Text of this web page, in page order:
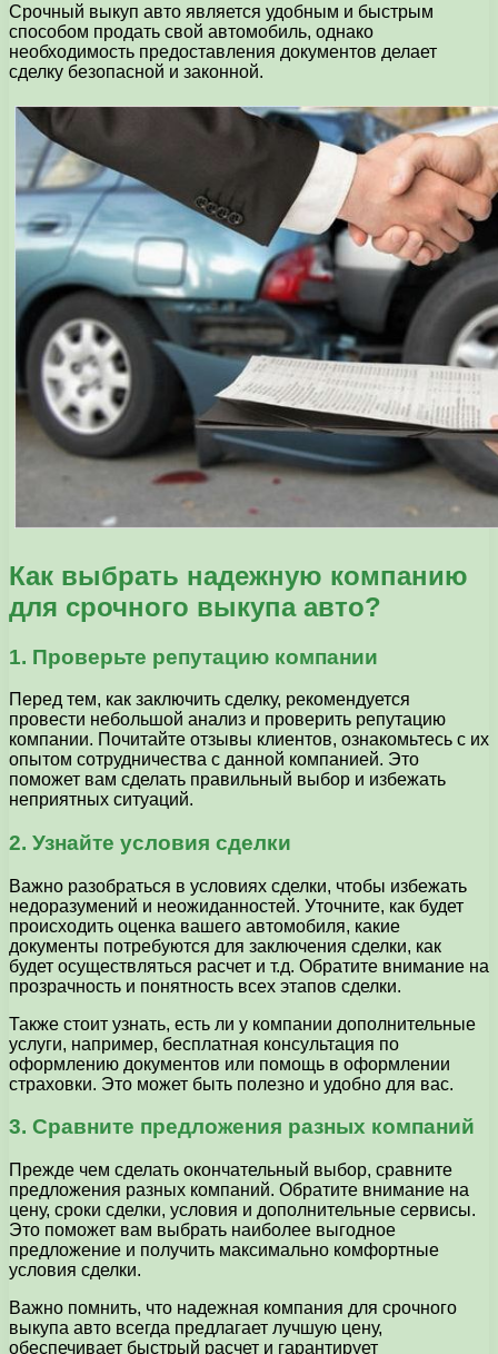
Срочный выкуп авто является удобным и быстрым
способом продать свой автомобиль, однако
необходимость предоставления документов делает
сделку безопасной и законной.
Как выбрать надежную компанию
для срочного выкупа авто?
1. Проверьте репутацию компании
Перед тем, как заключить сделку, рекомендуется
провести небольшой анализ и проверить репутацию
компании. Почитайте отзывы клиентов, ознакомьтесь с их
опытом сотрудничества с данной компанией. Это
поможет вам сделать правильный выбор и избежать
неприятных ситуаций.
2. Узнайте условия сделки
Важно разобраться в условиях сделки, чтобы избежать
недоразумений и неожиданностей. Уточните, как будет
происходить оценка вашего автомобиля, какие
документы потребуются для заключения сделки, как
будет осуществляться расчет и т.д. Обратите внимание на
прозрачность и понятность всех этапов сделки.
Также стоит узнать, есть ли у компании дополнительные
услуги, например, бесплатная консультация по
оформлению документов или помощь в оформлении
страховки. Это может быть полезно и удобно для вас.
3. Сравните предложения разных компаний
Прежде чем сделать окончательный выбор, сравните
предложения разных компаний. Обратите внимание на
цену, сроки сделки, условия и дополнительные сервисы.
Это поможет вам выбрать наиболее выгодное
предложение и получить максимально комфортные
условия сделки.
Важно помнить, что надежная компания для срочного
выкупа авто всегда предлагает лучшую цену,
обеспечивает быстрый расчет и гарантирует